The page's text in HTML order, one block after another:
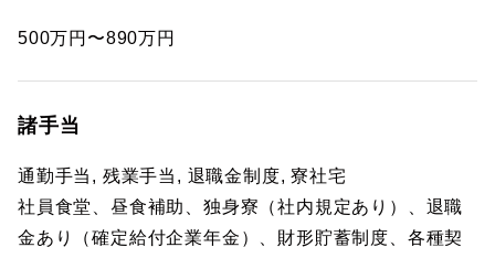
500万円〜890万円
諸手当
通勤手当, 残業手当, 退職金制度, 寮社宅
社員食堂、昼食補助、独身寮（社内規定あり）、退職
金あり（確定給付企業年金）、財形貯蓄制度、各種契